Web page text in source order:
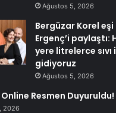
Ağustos 5, 2026
Bergüzar Korel
Ergenç’i paylaştı:
yere litrelerce sıvı
gidiyoruz
Ağustos 5, 2026
Resmen Duyuruldu!
2026